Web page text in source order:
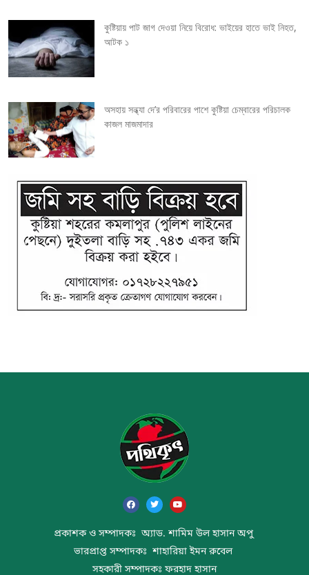
i
o
n
কুষ্টিয়ায় পাট জাগ দেওয়া নিয়ে বিরোধ: ভাইয়ের হাতে ভাই নিহত,
আটক ১
অসহায় সন্ধ্যা দে’র পরিবারের পাশে কুষ্টিয়া চেম্বারের পরিচালক
কাজল মাজমাদার
প্রকাশক ও সম্পাদকঃ অ্যাড. শামিম উল হাসান অপু
ভারপ্রাপ্ত সম্পাদকঃ শাহারিয়া ইমন রুবেল
সহকারী সম্পাদকঃ ফরহাদ হাসান